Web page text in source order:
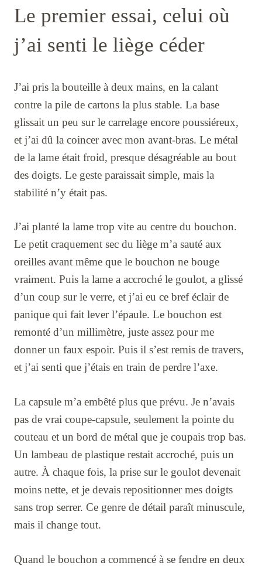
Le premier essai, celui où
j’ai senti le liège céder
J’ai pris la bouteille à deux mains, en la calant
contre la pile de cartons la plus stable. La base
glissait un peu sur le carrelage encore poussiéreux,
et j’ai dû la coincer avec mon avant-bras. Le métal
de la lame était froid, presque désagréable au bout
des doigts. Le geste paraissait simple, mais la
stabilité n’y était pas.
J’ai planté la lame trop vite au centre du bouchon.
Le petit craquement sec du liège m’a sauté aux
oreilles avant même que le bouchon ne bouge
vraiment. Puis la lame a accroché le goulot, a glissé
d’un coup sur le verre, et j’ai eu ce bref éclair de
panique qui fait lever l’épaule. Le bouchon est
remonté d’un millimètre, juste assez pour me
donner un faux espoir. Puis il s’est remis de travers,
et j’ai senti que j’étais en train de perdre l’axe.
La capsule m’a embêté plus que prévu. Je n’avais
pas de vrai coupe-capsule, seulement la pointe du
couteau et un bord de métal que je coupais trop bas.
Un lambeau de plastique restait accroché, puis un
autre. À chaque fois, la prise sur le goulot devenait
moins nette, et je devais repositionner mes doigts
sans trop serrer. Ce genre de détail paraît minuscule,
mais il change tout.
Quand le bouchon a commencé à se fendre en deux